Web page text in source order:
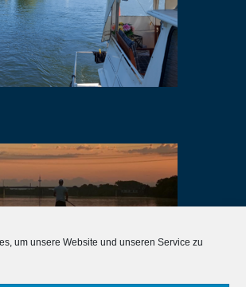
um unsere Website und unseren Service zu